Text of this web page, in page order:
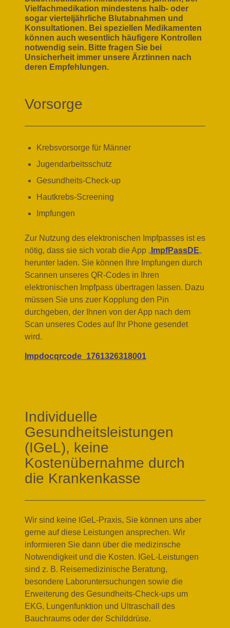
Vielfachmedikation mindestens halb- oder
sogar vierteljährliche Blutabnahmen und
Konsultationen. Bei speziellen Medikamenten
können auch wesentlich häufigere Kontrollen
notwendig sein. Bitte fragen Sie bei
Unsicherheit immer unsere Ärztinnen nach
deren Empfehlungen.
Vorsorge
Krebsvorsorge für Männer
Jugendarbeitsschutz
Gesundheits-Check-up
Hautkrebs-Screening
Impfungen
Zur Nutzung des elektronischen Impfpasses ist es
nötig, dass sie sich vorab die App „ImpfPassDE„
herunter laden. Sie können Ihre Impfungen durch
Scannen unseres QR-Codes in Ihren
elektronischen Impfpass übertragen lassen. Dazu
müssen Sie uns zuer Kopplung den Pin
durchgeben, der Ihnen von der App nach dem
Scan unseres Codes auf Ihr Phone gesendet
wird.
Impdocqrcode_1761326318001
Individuelle
Gesundheitsleistungen
(IGeL), keine
Kostenübernahme durch
die Krankenkasse
Wir sind keine IGeL-Praxis, Sie können uns aber
gerne auf diese Leistungen ansprechen. Wir
informieren Sie dann über die medizinsche
Notwendigkeit und die Kosten. IGeL-Leistungen
sind z. B. Reisemedizinische Beratung,
besondere Laboruntersuchungen sowie die
Erweiterung des Gesundheits-Check-ups um
EKG, Lungenfunktion und Ultraschall des
Bauchraums oder der Schilddrüse.